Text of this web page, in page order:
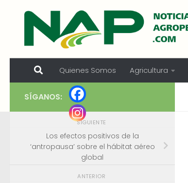
Skip to content
Quienes Somos Agricultura
SÍGANOS:
SIGUIENTE
Los efectos positivos de la
‘antropausa’ sobre el hábitat aéreo
global
ANTERIOR